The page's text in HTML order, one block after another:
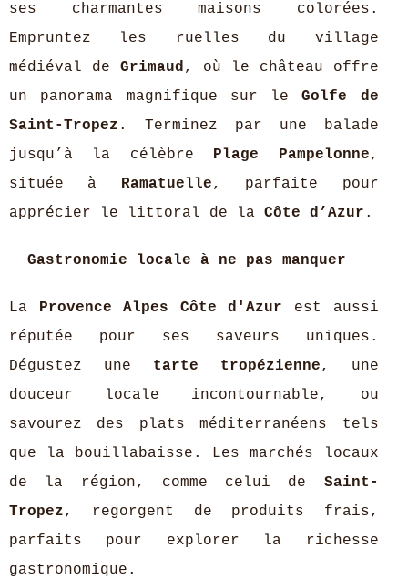
ses charmantes maisons colorées.
Empruntez les ruelles du village
médiéval de Grimaud, où le château offre
un panorama magnifique sur leGolfe de
Saint-Tropez . Terminez par une balade
jusqu’à la célèbre Plage Pampelonne,
située à Ramatuelle, parfaite pour
apprécier le littoral de la Côte d’Azur .
Gastronomie locale à ne pas manquer
La Provence Alpes Côte d'Azur est aussi
réputée pour ses saveurs uniques.
Dégustez une tarte tropézienne, une
douceur locale incontournable, ou
savourez des plats méditerranéens tels
que la bouillabaisse. Les marchés locaux
de la région, comme celui de Saint-
Tropez, regorgent de produits frais,
parfaits pour explorer la richesse
gastronomique.